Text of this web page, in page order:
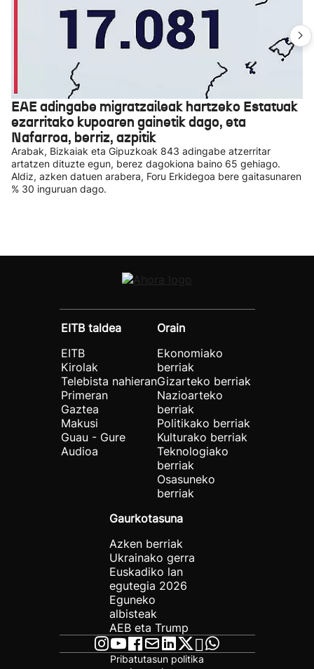
EAE adingabe migratzaileak hartzeko Estatuak
ezarritako kupoaren gainetik dago, eta
Nafarroa, berriz, azpitik
Arabak, Bizkaiak eta Gipuzkoak 843 adingabe atzerritar
artatzen dituzte egun, berez dagokiona baino 65 gehiago.
Aldiz, azken datuen arabera, Foru Erkidegoa bere gaitasunaren
% 30 inguruan dago.
EITB taldea
EITB
Kirolak
Telebista nahieran
Primeran
Gaztea
Makusi
Guau - Gure
Audioa
Orain
Ekonomiako
berriak
Gizarteko berriak
Nazioarteko
berriak
Politikako berriak
Kulturako berriak
Teknologiako
berriak
Osasuneko
berriak
Gaurkotasuna
Azken berriak
Ukrainako gerra
Euskadiko lan
egutegia 2026
Eguneko
albisteak
AEB eta Trump
Pribatutasun politika